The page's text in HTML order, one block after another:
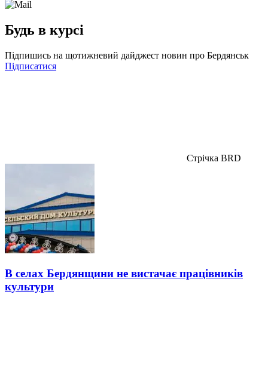
Будь в курсі
Підпишись на щотижневий дайджест новин про Бердянськ
Підписатися
Стрічка BRD
В селах Бердянщини не вистачає працівників
культури